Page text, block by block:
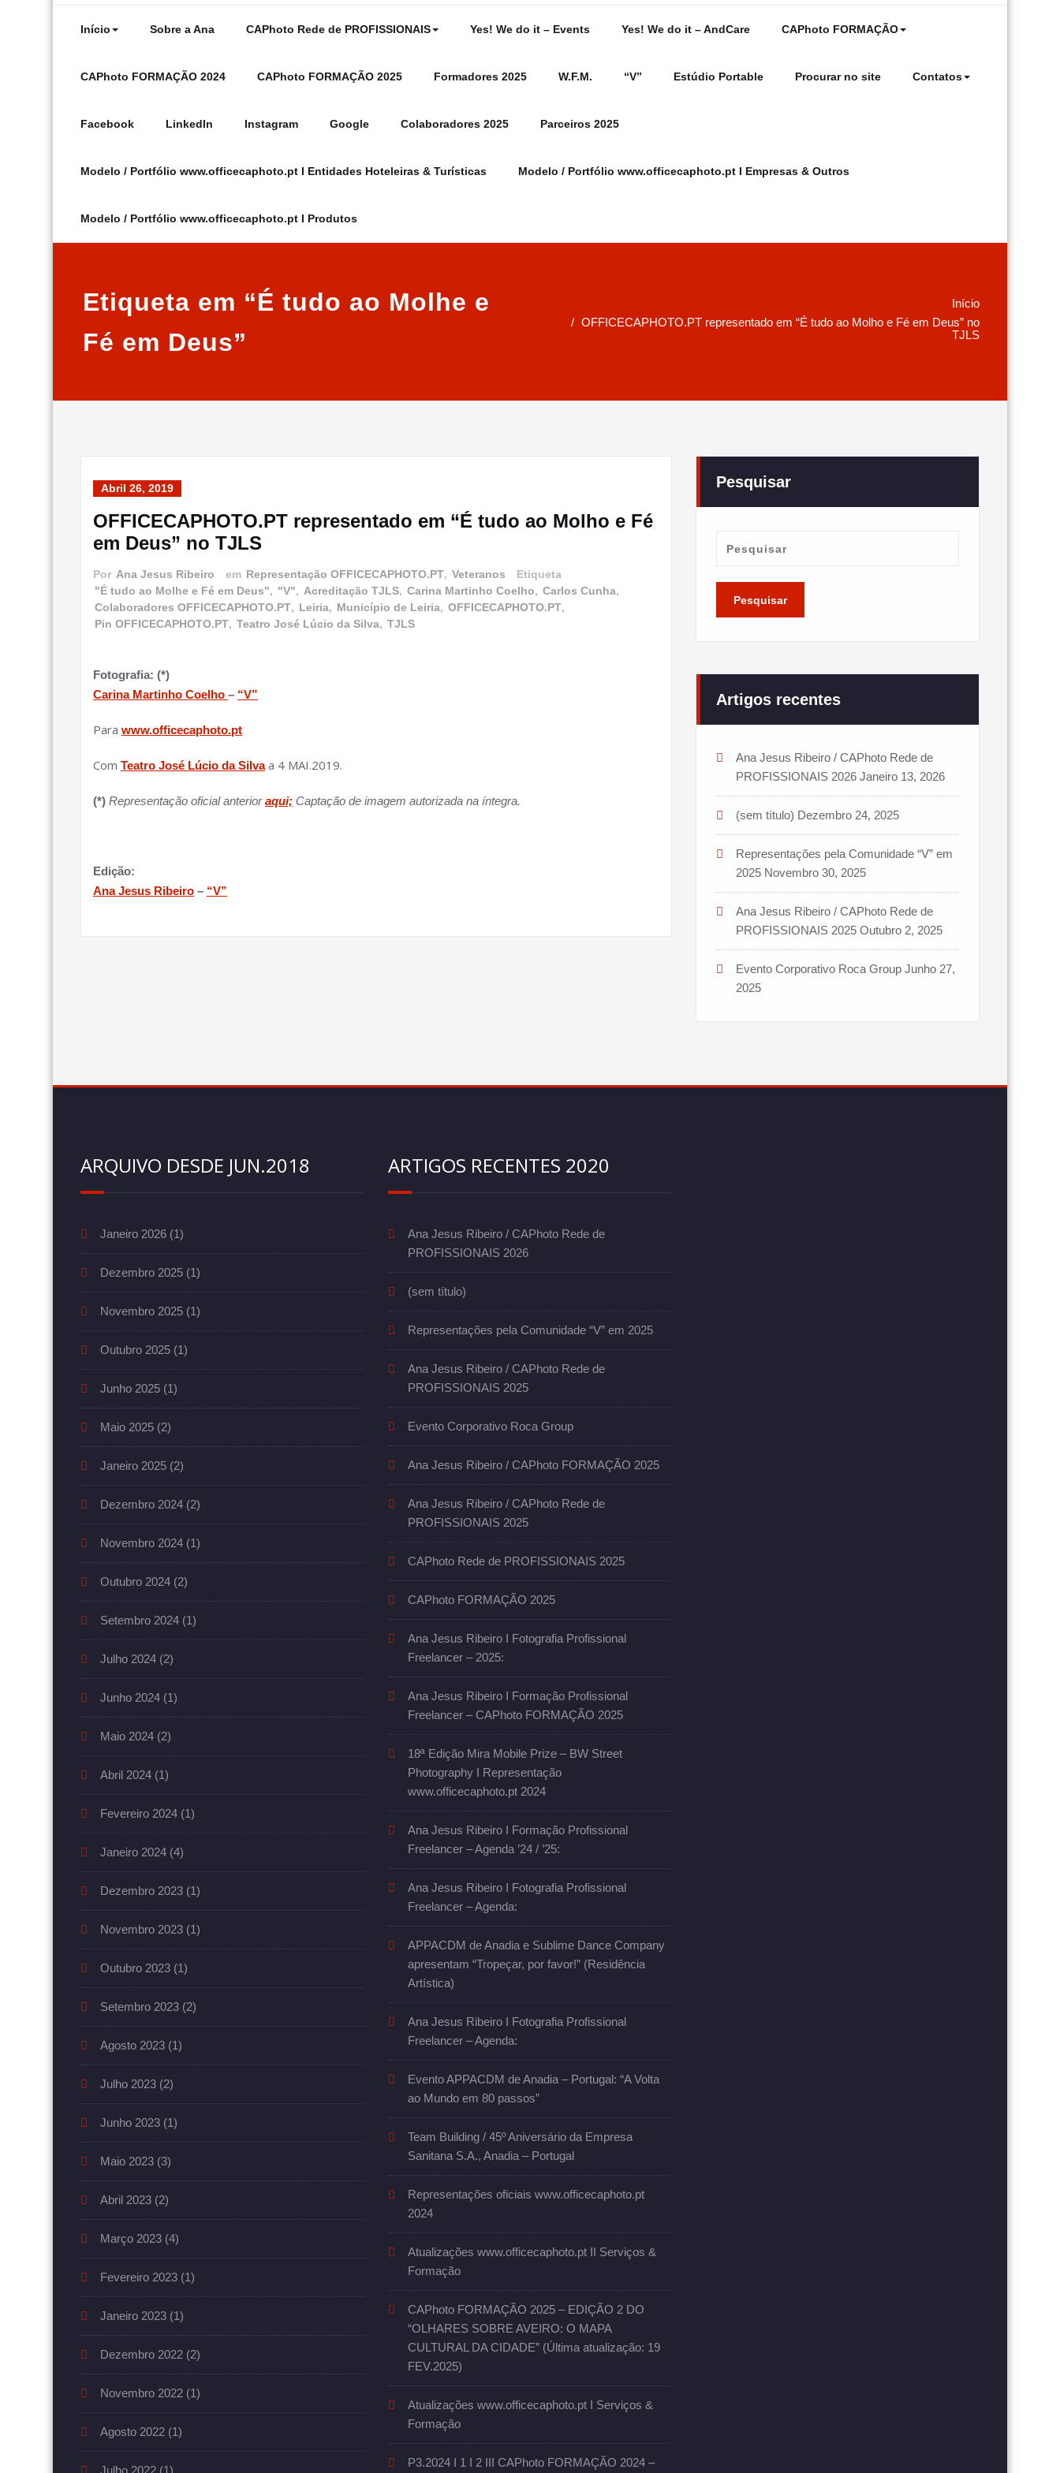
Início Sobre a Ana CAPhoto Rede de PROFISSIONAIS Yes! We do it – Events Yes! We do it – AndCare CAPhoto FORMAÇÃO
CAPhoto FORMAÇÃO 2024 CAPhoto FORMAÇÃO 2025 Formadores 2025 W.F.M. “V” Estúdio Portable Procurar no site Contatos
Facebook LinkedIn Instagram Google Colaboradores 2025 Parceiros 2025
Modelo / Portfólio www.officecaphoto.pt I Entidades Hoteleiras & Turísticas Modelo / Portfólio www.officecaphoto.pt I Empresas & Outros
Modelo / Portfólio www.officecaphoto.pt I Produtos
Etiqueta em “É tudo ao Molhe e
Fé em Deus”
Início
OFFICECAPHOTO.PT representado em “É tudo ao Molho e Fé em Deus” no
TJLS
Abril 26, 2019
OFFICECAPHOTO.PT representado em “É tudo ao Molho e Fé
em Deus” no TJLS
Por Ana Jesus Ribeiro em Representação OFFICECAPHOTO.PT, Veteranos
Etiqueta
"É tudo ao Molhe e Fé em Deus", "V", Acreditação TJLS, Carina Martinho Coelho, Carlos Cunha,
Colaboradores OFFICECAPHOTO.PT, Leiria, Município de Leiria, OFFICECAPHOTO.PT,
Pin OFFICECAPHOTO.PT, Teatro José Lúcio da Silva, TJLS
Fotografia: (*)
Carina Martinho Coelho – “V”
Para www.officecaphoto.pt
Com Teatro José Lúcio da Silvaa 4 MAI.2019.
(*) Representação oficial anterioraqui; Captação de imagem autorizada na íntegra.
Edição:
Ana Jesus Ribeiro – “V”
Pesquisar
Artigos recentes
Ana Jesus Ribeiro / CAPhoto Rede de
PROFISSIONAIS 2026 Janeiro 13, 2026
(sem título) Dezembro 24, 2025
Representações pela Comunidade “V” em
2025 Novembro 30, 2025
Ana Jesus Ribeiro / CAPhoto Rede de
PROFISSIONAIS 2025 Outubro 2, 2025
Evento Corporativo Roca Group Junho 27,
2025
ARQUIVO DESDE JUN.2018
Janeiro 2026 (1)
Dezembro 2025 (1)
Novembro 2025 (1)
Outubro 2025 (1)
Junho 2025 (1)
Maio 2025 (2)
Janeiro 2025 (2)
Dezembro 2024 (2)
Novembro 2024 (1)
Outubro 2024 (2)
Setembro 2024 (1)
Julho 2024 (2)
Junho 2024 (1)
Maio 2024 (2)
Abril 2024 (1)
Fevereiro 2024 (1)
Janeiro 2024 (4)
Dezembro 2023 (1)
Novembro 2023 (1)
Outubro 2023 (1)
Setembro 2023 (2)
Agosto 2023 (1)
Julho 2023 (2)
Junho 2023 (1)
Maio 2023 (3)
Abril 2023 (2)
Março 2023 (4)
Fevereiro 2023 (1)
Janeiro 2023 (1)
Dezembro 2022 (2)
Novembro 2022 (1)
Agosto 2022 (1)
Julho 2022 (1)
ARTIGOS RECENTES 2020
Ana Jesus Ribeiro / CAPhoto Rede de
PROFISSIONAIS 2026
(sem título)
Representações pela Comunidade “V” em 2025
Ana Jesus Ribeiro / CAPhoto Rede de
PROFISSIONAIS 2025
Evento Corporativo Roca Group
Ana Jesus Ribeiro / CAPhoto FORMAÇÃO 2025
Ana Jesus Ribeiro / CAPhoto Rede de
PROFISSIONAIS 2025
CAPhoto Rede de PROFISSIONAIS 2025
CAPhoto FORMAÇÃO 2025
Ana Jesus Ribeiro I Fotografia Profissional
Freelancer – 2025:
Ana Jesus Ribeiro I Formação Profissional
Freelancer – CAPhoto FORMAÇÃO 2025
18ª Edição Mira Mobile Prize – BW Street
Photography I Representação
www.officecaphoto.pt 2024
Ana Jesus Ribeiro I Formação Profissional
Freelancer – Agenda ’24 / ’25:
Ana Jesus Ribeiro I Fotografia Profissional
Freelancer – Agenda:
APPACDM de Anadia e Sublime Dance Company
apresentam “Tropeçar, por favor!” (Residência
Artística)
Ana Jesus Ribeiro I Fotografia Profissional
Freelancer – Agenda:
Evento APPACDM de Anadia – Portugal: “A Volta
ao Mundo em 80 passos”
Team Building / 45º Aniversário da Empresa
Sanitana S.A., Anadia – Portugal
Representações oficiais www.officecaphoto.pt
2024
Atualizações www.officecaphoto.pt II Serviços &
Formação
CAPhoto FORMAÇÃO 2025 – EDIÇÃO 2 DO
“OLHARES SOBRE AVEIRO: O MAPA
CULTURAL DA CIDADE” (Última atualização: 19
FEV.2025)
Atualizações www.officecaphoto.pt I Serviços &
Formação
P3.2024 I 1 I 2 III CAPhoto FORMAÇÃO 2024 –